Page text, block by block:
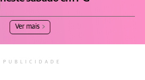
Ver mais
PUBLICIDADE